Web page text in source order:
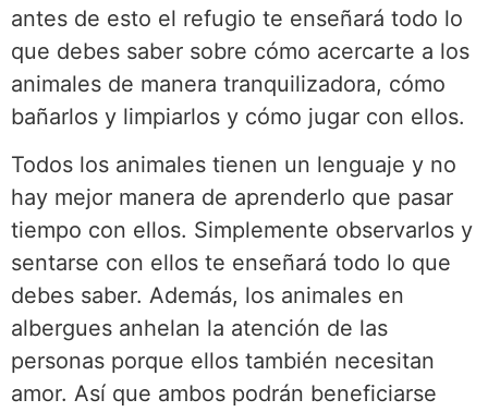
antes de esto el refugio te enseñará todo lo
que debes saber sobre cómo acercarte a los
animales de manera tranquilizadora, cómo
bañarlos y limpiarlos y cómo jugar con ellos.
Todos los animales tienen un lenguaje y no
hay mejor manera de aprenderlo que pasar
tiempo con ellos. Simplemente observarlos y
sentarse con ellos te enseñará todo lo que
debes saber. Además, los animales en
albergues anhelan la atención de las
personas porque ellos también necesitan
amor. Así que ambos podrán beneficiarse